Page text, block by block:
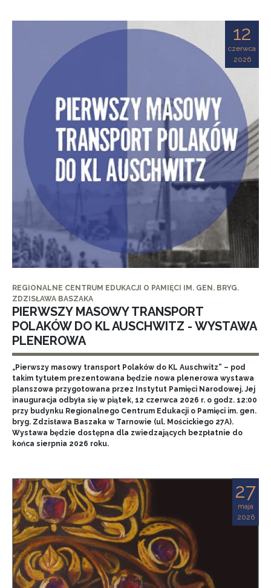
12
czerwca
2026
REGIONALNE CENTRUM EDUKACJI O PAMIĘCI IM. GEN. BRYG.
ZDZISŁAWA BASZAKA
PIERWSZY MASOWY TRANSPORT
POLAKÓW DO KL AUSCHWITZ - WYSTAWA
PLENEROWA
„Pierwszy masowy transport Polaków do KL Auschwitz” – pod
takim tytułem prezentowana będzie nowa plenerowa wystawa
planszowa przygotowana przez Instytut Pamięci Narodowej. Jej
inauguracja odbyła się w piątek, 12 czerwca 2026 r. o godz. 12:00
przy budynku Regionalnego Centrum Edukacji o Pamięci im. gen.
bryg. Zdzisława Baszaka w Tarnowie (ul. Mościckiego 27A).
Wystawa będzie dostępna dla zwiedzających bezpłatnie do
końca sierpnia 2026 roku.
27
maja
2026